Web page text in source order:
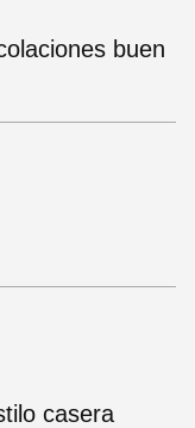
buen
casera